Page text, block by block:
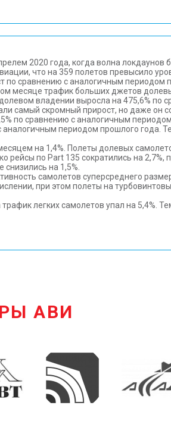
2020 года, когда волна локдаунов
что на 359 полетов превысило
сравнению с аналогичным периодом
месяце трафик больших джетов
владении выросла на 475,6% по
самый скромный прирост, но даже он
по сравнению с аналогичным
периодом прошлого года.
на 1,4%. Полеты долевых
по Part 135 сократились на
на 1,5%.
самолетов суперсреднего
при этом полеты на
легких самолетов упал на 5,4%.
АВИ